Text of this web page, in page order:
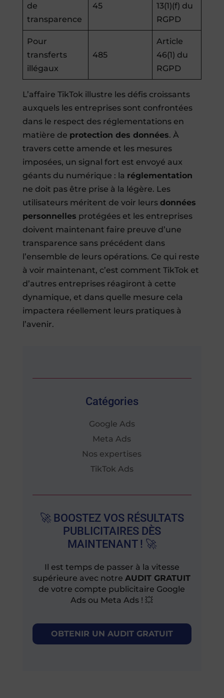
de
transparence
45
13(1)(f) du
RGPD
Pour
transferts
illégaux
485
Article
46(1) du
RGPD
L’affaire TikTok illustre les défis croissants
auxquels les entreprises sont confrontées
dans le respect des réglementations en
matière de protection des données. À
travers cette amende et les mesures
imposées, un signal fort est envoyé aux
géants du numérique : la réglementation
ne doit pas être prise à la légère. Les
utilisateurs méritent de voir leurs données
personnelles protégées et les entreprises
doivent maintenant faire preuve d’une
transparence sans précédent dans
l’ensemble de leurs opérations. Ce qui reste
à voir maintenant, c’est comment TikTok et
d’autres entreprises réagiront à cette
dynamique, et dans quelle mesure cela
impactera réellement leurs pratiques à
l’avenir.
Catégories
Google Ads
Meta Ads
Nos expertises
TikTok Ads
🚀 BOOSTEZ VOS RÉSULTATS
PUBLICITAIRES DÈS
MAINTENANT ! 🚀
Il est temps de passer à la vitesse
supérieure avec notreAUDIT GRATUIT
de votre compte publicitaire Google
Ads ou Meta Ads ! 💥
OBTENIR UN AUDIT GRATUIT